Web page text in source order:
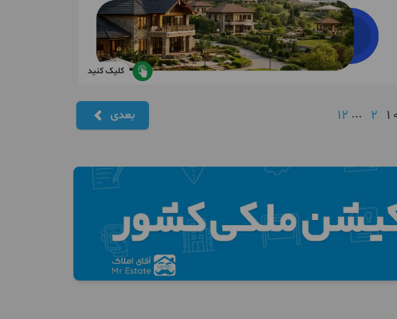
کلیک کنید
1
2
...
12 بعدی